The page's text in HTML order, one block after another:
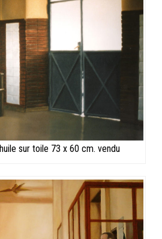
sur toile 73 x 60 cm. vendu